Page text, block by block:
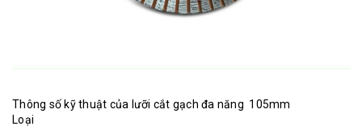
Thông số kỹ thuật của lưỡi cắt gạch đa năng 105mm
Loại